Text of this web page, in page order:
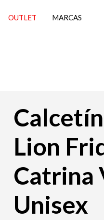
OUTLET MARCAS
Lion
Catrina
Unisex